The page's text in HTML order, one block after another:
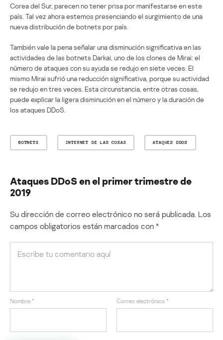
Corea del Sur, parecen no tener prisa por manifestarse en este
país. Tal vez ahora estemos presenciando el surgimiento de una
nueva distribución de botnets por país.
También vale la pena señalar una disminución significativa en las
actividades de las botnets Darkai, uno de los clones de Mirai: el
número de ataques con su ayuda se redujo en siete veces. El
mismo Mirai sufrió una reducción significativa, porque su actividad
se redujo en tres veces. Esta circunstancia, entre otras cosas,
puede explicar la ligera disminución en el número y la duración de
los ataques DDoS.
BOTNETS INTERNET DE LAS COSAS ATAQUES DDOS
Ataques DDoS en el primer trimestre de
2019
Su dirección de correo electrónico no será publicada. Los
campos obligatorios están marcados con *
Nombre * Correo electrónico *